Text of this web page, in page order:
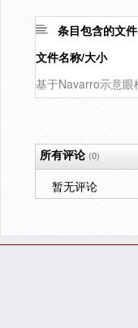
条目包含的文件
文件名称/大小
基于Navarro示意眼
所有评论(0)
暂无评论